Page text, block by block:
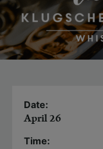
Date:
April 26
Time: